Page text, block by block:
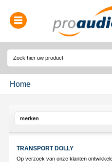
0314-364515
Home
merken
TRANSPORT DOLLY
Op verzoek van onze klanten